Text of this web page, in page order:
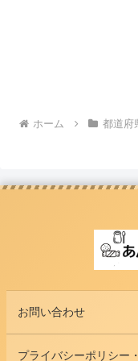
ホーム 都道府
お問い合わせ
プライバシーポリシー